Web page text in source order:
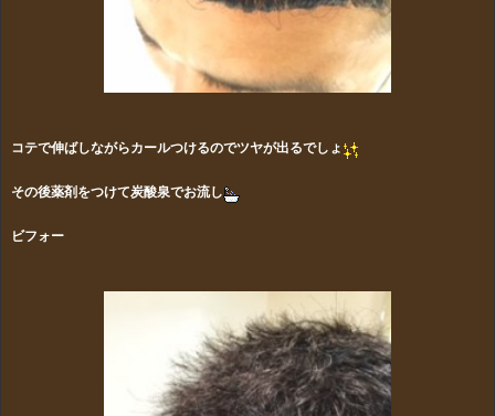
コテで伸ばしながらカールつけるのでツヤが出るでしょ
その後薬剤をつけて炭酸泉でお流し
ビフォー